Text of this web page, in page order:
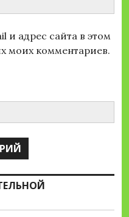
и адрес сайта в этом
моих комментариев.